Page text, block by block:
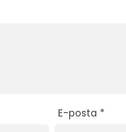
E-posta *